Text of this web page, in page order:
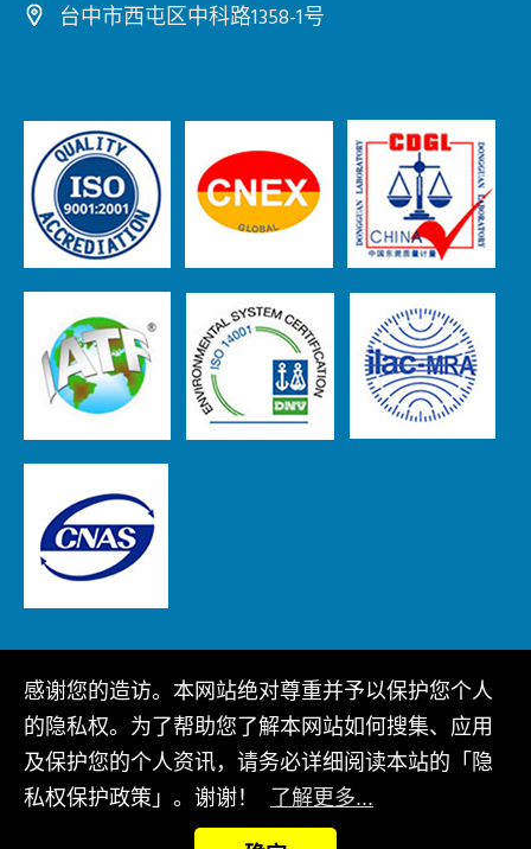
台中市西屯区中科路1358-1号
Copyright © 2022 广翰科技股份有限公司 版权所有
网站地图
隐私政策
感谢您的造访。本网站绝对尊重并予以保护您个人
的隐私权。为了帮助您了解本网站如何搜集、应用
及保护您的个人资讯，请务必详细阅读本站的「隐
私权保护政策」。谢谢！
了解更多...